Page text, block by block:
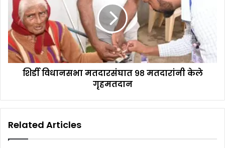
शिर्डी विधानसभा मतदारसंघात ९८ मतदारांनी केले
गृहमतदान
Related Articles